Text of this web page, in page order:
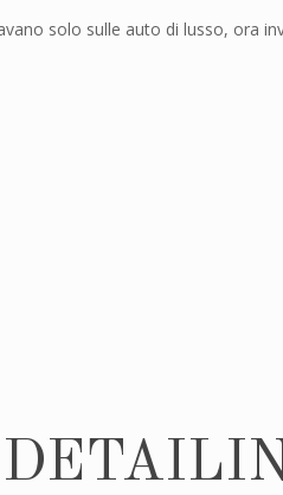
solo sulle auto di lusso, ora